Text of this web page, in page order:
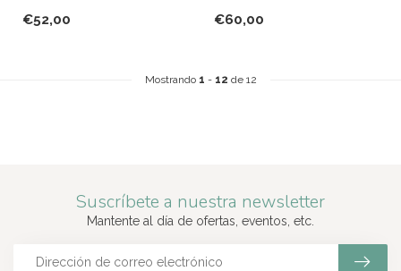
€52,00 €60,00
Mostrando 1 - 12 de 12
Suscríbete a nuestra newsletter
Mantente al día de ofertas, eventos, etc.